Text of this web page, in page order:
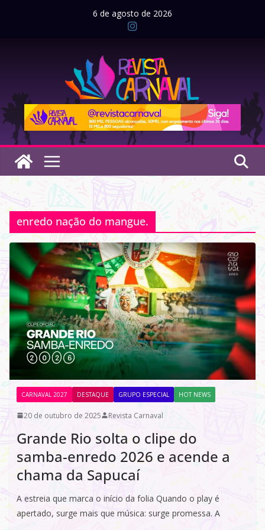
6 de agosto de 2026
enredo nação do mangue.
CARNAVAL 2027 DESTAQUE GRUPO ESPECIAL HOT NEWS
20 de outubro de 2025 Revista Carnaval
Grande Rio solta o clipe do
samba-enredo 2026 e acende a
chama da Sapucaí
A estreia que marca o início da folia Quando o play é
apertado, surge mais que música: surge promessa. A